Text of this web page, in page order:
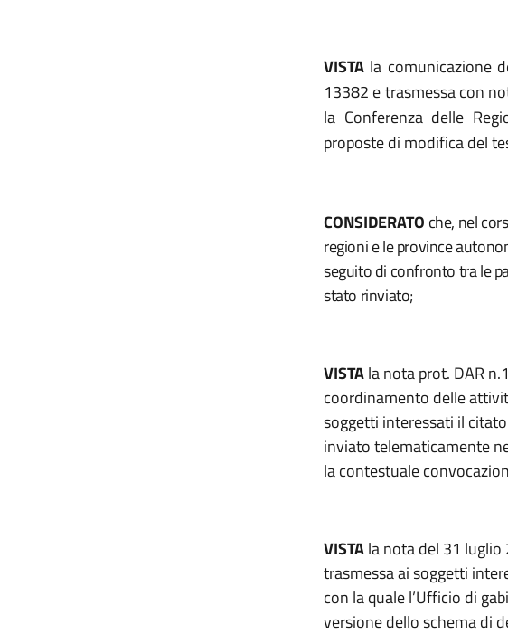
VISTA la comunicazione
13382 e trasmessa con
la Conferenza delle
proposte di modifica del
CONSIDERATO che, nel
regioni e le province
seguito di confronto tra le
stato rinviato;
VISTAla nota prot. DAR
coordinamento delle
soggetti interessati il
inviato telematicamente
la contestuale
VISTAla nota del 31 luglio
trasmessa ai soggetti
con la quale l’Ufficio di
versione dello schema di